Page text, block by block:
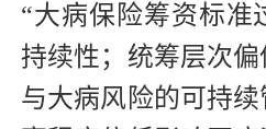
“大病保险筹资标准
持续性；统筹层次偏
与大病风险的可持